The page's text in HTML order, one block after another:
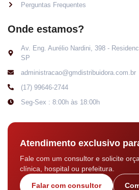
Perguntas Frequentes
Onde estamos?
Av. Eng. Aurélio Nardini, 398 -
SP
administracao@gmdistribuidora.com.br
(17) 99646-2744
Seg-Sex : 8:00h às 18:00h
Atendimento exclusivo
Fale com um consultor e solicite
clínica, hospital ou prefeitura.
Falar com consultor